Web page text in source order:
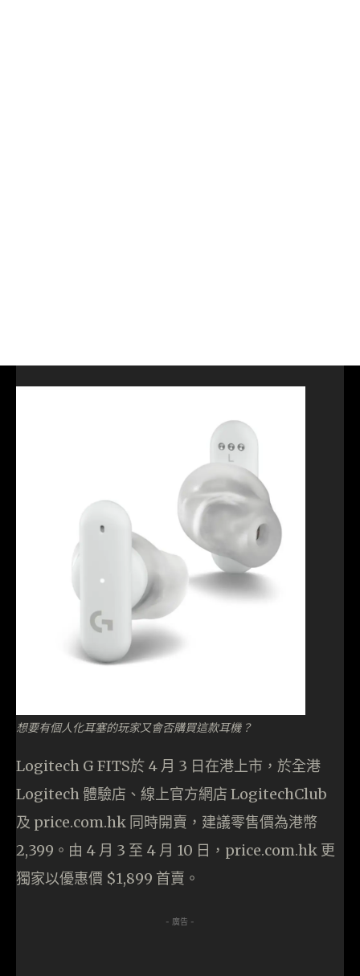
想要有個人化耳塞的玩家又會否購買這款耳機？
Logitech G FITS於 4 月 3 日在港上市，於全港
Logitech 體驗店、線上官方網店 LogitechClub
及 price.com.hk 同時開賣，建議零售價為港幣
2,399。由 4 月 3 至 4 月 10 日，price.com.hk 更
獨家以優惠價 $1,899 首賣。
- 廣告 -